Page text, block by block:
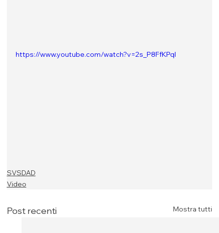
https://www.youtube.com/watch?v=2s_P8FfKPqI
SVSDAD
Video
Post recenti Mostra tutti